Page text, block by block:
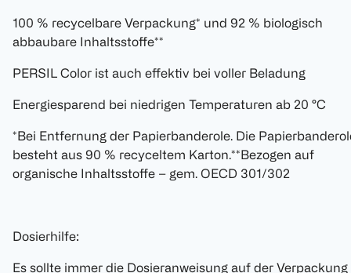
100 % recycelbare Verpackung* und 92 % biologisch
abbaubare Inhaltsstoffe**
PERSIL Color ist auch effektiv bei voller Beladung
Energiesparend bei niedrigen Temperaturen ab 20 °C
*Bei Entfernung der Papierbanderole. Die
besteht aus 90 % recyceltem Karton.**Bezogen auf
organische Inhaltsstoffe – gem. OECD 301/302
Dosierhilfe:
Es sollte immer die Dosieranweisung auf der Verpackung